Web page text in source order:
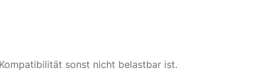
sonst nicht belastbar ist.